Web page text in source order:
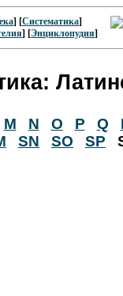
] [Систематика]
] [Энциклопудия]
M N O P Q
SN SO SP